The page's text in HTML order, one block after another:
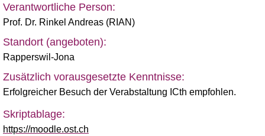
Verantwortliche Person:
Prof. Dr. Rinkel Andreas (RIAN)
Standort (angeboten):
Rapperswil-Jona
Zusätzlich vorausgesetzte Kenntnisse:
Erfolgreicher Besuch der Verabstaltung ICth empfohlen.
Skriptablage:
https://moodle.ost.ch